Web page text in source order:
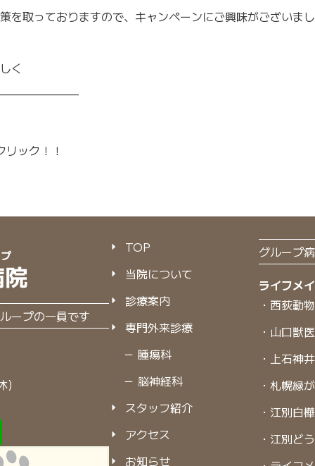
を取っておりますので、キャンペーンにご興味がございま
く
リック！！
ープの一員です
)
TOP
当院について
診療案内
専門外来診療
－ 腫瘍科
－ 脳神経科
スタッフ紹介
アクセス
お知らせ
グループ
ライフメ
・西荻動
・山口獣
・上石神
・札幌緑
・江別白
・江別ど